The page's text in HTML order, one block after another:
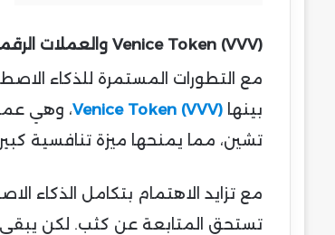
Venice Token (VVV) والعملات الرقمية الناشئة
مع التطورات المستمرة للذكاء
بينها Venice Token (VVV)، وهي
تشين، مما يمنحها ميزة تنافسية
تستحق المتابعة عن كثب. لكن يبقى